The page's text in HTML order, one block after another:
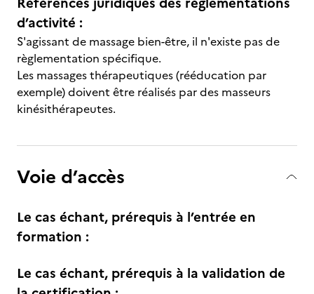
d’activité :
S'agissant de massage bien-être, il n'existe pas de
règlementation spécifique.
Les massages thérapeutiques (rééducation par
exemple) doivent être réalisés par des masseurs
kinésithérapeutes.
Voie d’accès
Le cas échant, prérequis à l’entrée en
formation :
Le cas échant, prérequis à la validation de